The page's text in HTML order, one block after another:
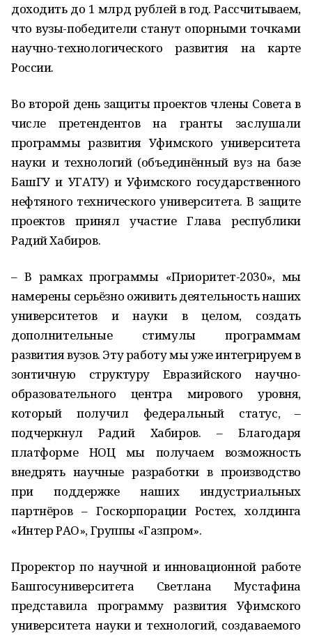
доходить до 1 млрд рублей в год. Рассчитываем,
что вузы-победители станут опорными точками
научно-технологического развития на карте
России.
Во второй день защиты проектов члены Совета в
числе претендентов на гранты заслушали
программы развития Уфимского университета
науки и технологий (объединённый вуз на базе
БашГУ и УГАТУ) и Уфимского государственного
нефтяного технического университета. В защите
проектов принял участие Глава республики
Радий Хабиров.
– В рамках программы «Приоритет-2030», мы
намерены серьёзно оживить деятельность наших
университетов и науки в целом, создать
дополнительные стимулы программам
развития вузов. Эту работу мы уже интегрируем в
зонтичную структуру Евразийского научно-
образовательного центра мирового уровня,
который получил федеральный статус, –
подчеркнул Радий Хабиров. – Благодаря
платформе НОЦ мы получаем возможность
внедрять научные разработки в производство
при поддержке наших индустриальных
партнёров – Госкорпорации Ростех, холдинга
«Интер РАО», Группы «Газпром».
Проректор по научной и инновационной работе
Башгосуниверситета Светлана Мустафина
представила программу развития Уфимского
университета науки и технологий, создаваемого